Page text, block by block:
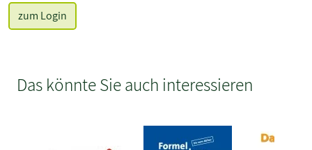
zum Login
Das könnte Sie auch interessieren